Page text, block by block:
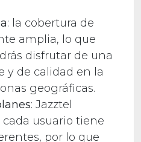
: la cobertura de
amplia, lo que
disfrutar de una
y de calidad en la
geográficas.
: Jazztel
usuario tiene
por lo que